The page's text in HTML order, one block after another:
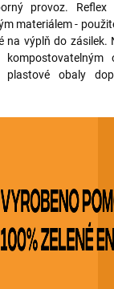
provoz.
materiálem -
na výplň do zásilek.
plastové obaly